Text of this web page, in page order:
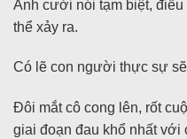
Anh cười nói tạm biệt,
thể xảy ra.
Có lẽ con người thực sự
Đôi mắt cô cong lên, rốt
giai đoạn đau khổ nhất với